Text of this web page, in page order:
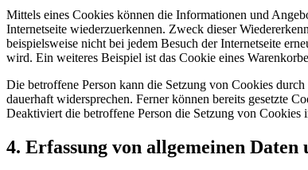
Mittels eines Cookies können die Informationen und
Internetseite wiederzuerkennen. Zweck dieser
beispielsweise nicht bei jedem Besuch der Internetseite
wird. Ein weiteres Beispiel ist das Cookie eines
Die betroffene Person kann die Setzung von Cookies
dauerhaft widersprechen. Ferner können bereits gesetzte
Deaktiviert die betroffene Person die Setzung von
4. Erfassung von allgemeinen